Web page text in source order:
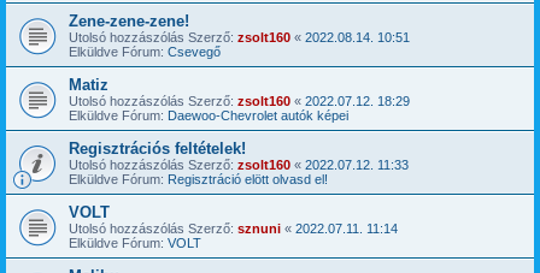
Zene-zene-zene!
Utolsó hozzászólás Szerző: zsolt160 « 2022.08.14. 10:51
Elküldve Fórum: Csevegő
Matiz
Utolsó hozzászólás Szerző: zsolt160 « 2022.07.12. 18:29
Elküldve Fórum: Daewoo-Chevrolet autók képei
Regisztrációs feltételek!
Utolsó hozzászólás Szerző: zsolt160 « 2022.07.12. 11:33
Elküldve Fórum: Regisztráció elött olvasd el!
VOLT
Utolsó hozzászólás Szerző: sznuni « 2022.07.11. 11:14
Elküldve Fórum: VOLT